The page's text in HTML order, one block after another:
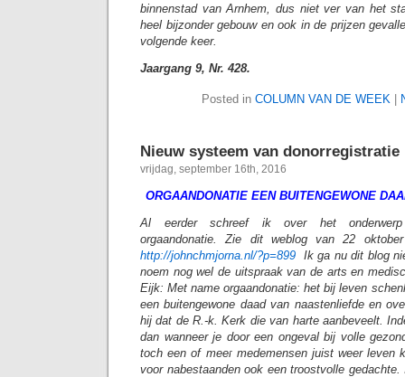
binnenstad van Arnhem, dus niet ver van het
heel bijzonder gebouw en ook in de prijzen
volgende keer.
Jaargang 9, Nr. 428.
Posted in COLUMN VAN DE WEEK
Nieuw systeem van donorregistratie
vrijdag, september 16th, 2016
ORGAANDONATIE EEN BUITENGEWONE
Al eerder schreef ik over het onderwerp
orgaandonatie. Zie dit weblog van 22
http://johnchmjorna.nl/?p=899 Ik ga nu dit blog
noem nog wel de uitspraak van de arts en
Eijk: Met name orgaandonatie: het bij leven
een buitengewone daad van naastenliefde en
hij dat de R.-k. Kerk die van harte aanbeveelt.
dan wanneer je door een ongeval bij volle
toch een of meer medemensen juist weer leven
voor nabestaanden ook een troostvolle